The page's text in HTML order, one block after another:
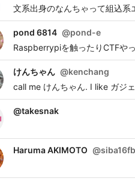
文系出身のなんちゃって組込
pond 6814 @pond-e
Raspberrypiを触ったりCTFや
けんちゃん @kenchang
call me けんちゃん. I like ガジ
@takesnak
Haruma AKIMOTO @siba16fb